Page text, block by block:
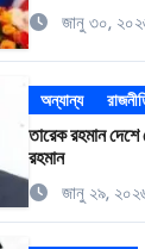
জানু ৩০,
অন্যান্য
তারেক রহমান
রহমান
জানু ২৯,